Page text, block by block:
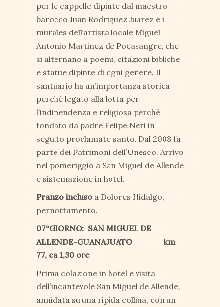
per le cappelle dipinte dal maestro
barocco Juan Rodriguez Juarez e i
murales dell’artista locale Miguel
Antonio Martinez de Pocasangre, che
si alternano a poemi, citazioni bibliche
e statue dipinte di ogni genere. Il
santuario ha un’importanza storica
perché legato alla lotta per
l’indipendenza e religiosa perché
fondato da padre Felipe Neri in
seguito proclamato santo. Dal 2008 fa
parte dei Patrimoni dell’Unesco. Arrivo
nel pomeriggio a San Miguel de Allende
e sistemazione in hotel.
Pranzo incluso a Dolores Hidalgo,
pernottamento.
07°GIORNO: SAN MIGUEL DE
ALLENDE-GUANAJUATO km
77, ca 1,30 ore
Prima colazione in hotel e visita
dell’incantevole San Miguel de Allende,
annidata su una ripida collina, con un